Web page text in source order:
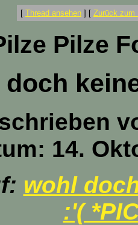
[ Thread ansehen ] [ Zurück zum
Pilze
doch
14.
wohl
:'(